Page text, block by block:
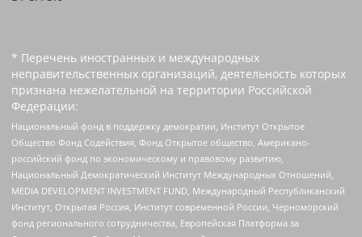
* Перечень иностранных и международных
неправительственных организаций, деятельность которых
признана нежелательной на территории Российской
Федерации:
Национальный фонд в поддержку демократии, Институт Открытое
Общество Фонд Содействия, Фонд Открытое общество, Американо-
российский фонд по экономическому и правовому развитию,
Национальный Демократический Институт Международных Отношений,
MEDIA DEVELOPMENT INVESTMENT FUND, Международный Республиканский
Институт, Открытая Россия, Институт современной России, Черноморский
фонд регионального сотрудничества, Европейская Платформа за